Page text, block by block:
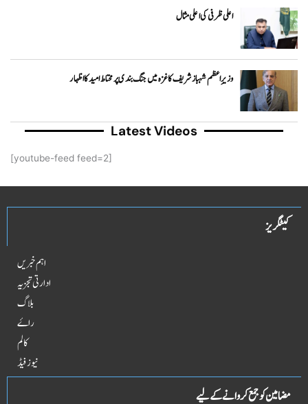
اعلی ظرفی کی اعلی مثال
وزیرِاعظم شہباز شریف کا غزہ میں جنگ بندی پر محتاط امید کا اظہار
Latest Videos
[youtube-feed feed=2]
کیٹگریز
اہم خبریں
ادارتی تجزیہ
بلاگ
راۓ
کالم
نیوز فیڈ
مضامین کو جمع کروانے کے لیے